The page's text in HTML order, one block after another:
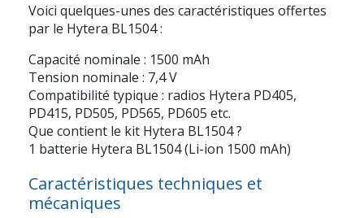
Voici quelques-unes des caractéristiques offertes
par le Hytera BL1504 :
Capacité nominale : 1500 mAh
Tension nominale : 7,4 V
Compatibilité typique : radios Hytera PD405,
PD415, PD505, PD565, PD605 etc.
Que contient le kit Hytera BL1504 ?
1 batterie Hytera BL1504 (Li-ion 1500 mAh)
Caractéristiques techniques et
mécaniques